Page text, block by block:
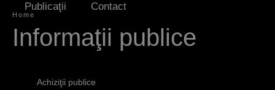
Publicaţii
Contact
Y
Home
Informaţii publice
Achiziţii publice